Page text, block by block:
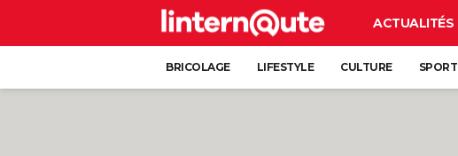
ACTUALITÉS
BRICOLAGE LIFESTYLE CULTURE SPORT